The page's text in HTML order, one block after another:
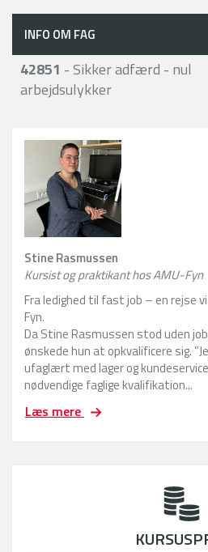
INFO OM FAG
42851 - Sikker adfærd - nul
arbejdsulykker
Stine Rasmussen
Kursist og praktikant hos AMU-Fyn
Fra ledighed til fast job – en rejse
Fyn.
Da Stine Rasmussen stod uden
ønskede hun at opkvalificere sig.
ufaglært med lager og
nødvendige faglige kvalifikation...
rLæs mere